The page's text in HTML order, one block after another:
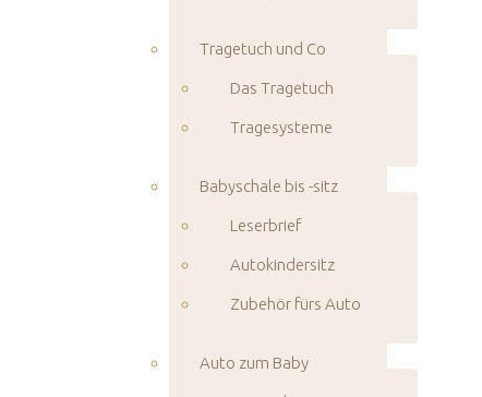
Tragetuch und Co
Das Tragetuch
Tragesysteme
Babyschale bis -sitz
Leserbrief
Autokindersitz
Zubehör fürs Auto
Auto zum Baby